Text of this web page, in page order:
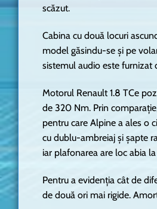
scăzut.
Cabina cu două locuri
model găsindu-se și pe
sistemul audio este furnizat
Motorul Renault 1.8 TCe
de 320 Nm. Prin
pentru care Alpine a ales o
cu dublu-ambreiaj și șapte
iar plafonarea are loc abia
Pentru a evidenția cât de
de două ori mai rigide.